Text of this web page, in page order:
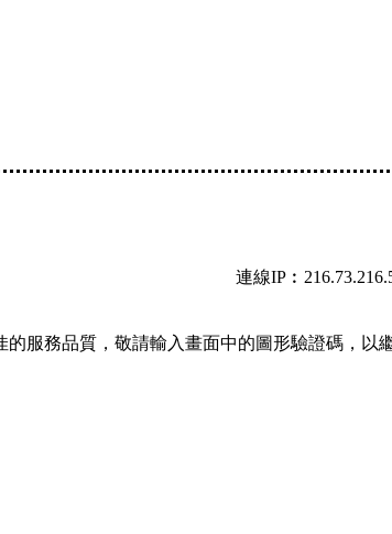
連線
服務品質，敬請輸入畫面中的圖形驗證碼，以